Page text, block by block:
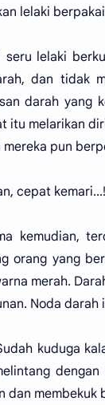
lelaki
lelaki
dan tidak
darah yang
itu melarikan
mereka pun
cepat
kemudian,
orang yang
merah.
Noda darah
kuduga
dan membekuk